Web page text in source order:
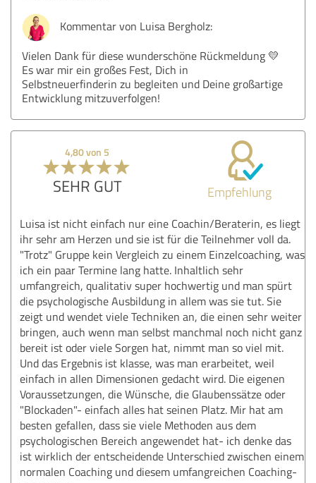
Kommentar von Luisa Bergholz:
Vielen Dank für diese wunderschöne Rückmeldung 💛
Es war mir ein großes Fest, Dich in
Selbstneuerfinderin zu begleiten und Deine großartige
Entwicklung mitzuverfolgen!
4,80 von 5
SEHR GUT Empfehlung
Luisa ist nicht einfach nur eine Coachin/Beraterin, es liegt
ihr sehr am Herzen und sie ist für die Teilnehmer voll da.
"Trotz" Gruppe kein Vergleich zu einem Einzelcoaching, was
ich ein paar Termine lang hatte. Inhaltlich sehr
umfangreich, qualitativ super hochwertig und man spürt
die psychologische Ausbildung in allem was sie tut. Sie
zeigt und wendet viele Techniken an, die einen sehr weiter
bringen, auch wenn man selbst manchmal noch nicht ganz
bereit ist oder viele Sorgen hat, nimmt man so viel mit.
Und das Ergebnis ist klasse, was man erarbeitet, weil
einfach in allen Dimensionen gedacht wird. Die eigenen
Voraussetzungen, die Wünsche, die Glaubenssätze oder
"Blockaden"- einfach alles hat seinen Platz. Mir hat am
besten gefallen, dass sie viele Methoden aus dem
psychologischen Bereich angewendet hat- ich denke das
ist wirklich der entscheidende Unterschied zwischen einem
normalen Coaching und diesem umfangreichen Coaching-